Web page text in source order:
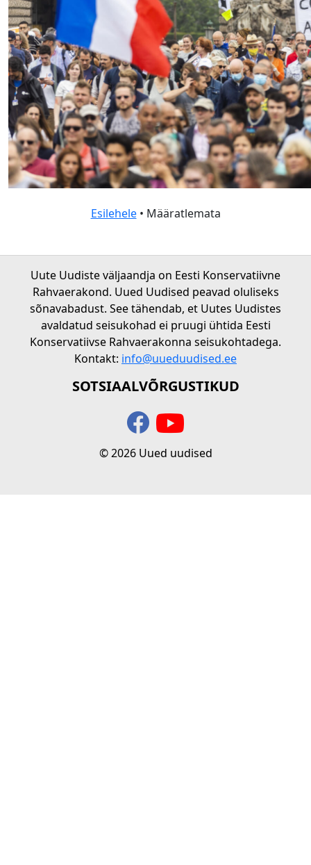
Esilehele• Määratlemata
Uute Uudiste väljaandja on Eesti Konservatiivne
Rahvaerakond. Uued Uudised peavad oluliseks
sõnavabadust. See tähendab, et Uutes Uudistes
avaldatud seisukohad ei pruugi ühtida Eesti
Konservatiivse Rahvaerakonna seisukohtadega.
Kontakt: info@uueduudised.ee
SOTSIAALVÕRGUSTIKUD
© 2026 Uued uudised